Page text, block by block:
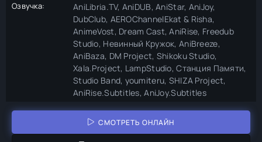
Озвучка:
AniLibria.TV, AniDUB, AniStar, AniJoy,
DubClub, AEROChannelEkat & Risha,
AnimeVost, Dream Cast, AniRise, Freedub
Studio, Невинный Кружок, AniBreeze,
AniBaza, DM Project, Shikoku Studio,
Xala.Project, LampStudio, Станция Памяти,
Studio Band, youmiteru, SHIZA Project,
AniRise.Subtitles, AniJoy.Subtitles
СМОТРЕТЬ ОНЛАЙН